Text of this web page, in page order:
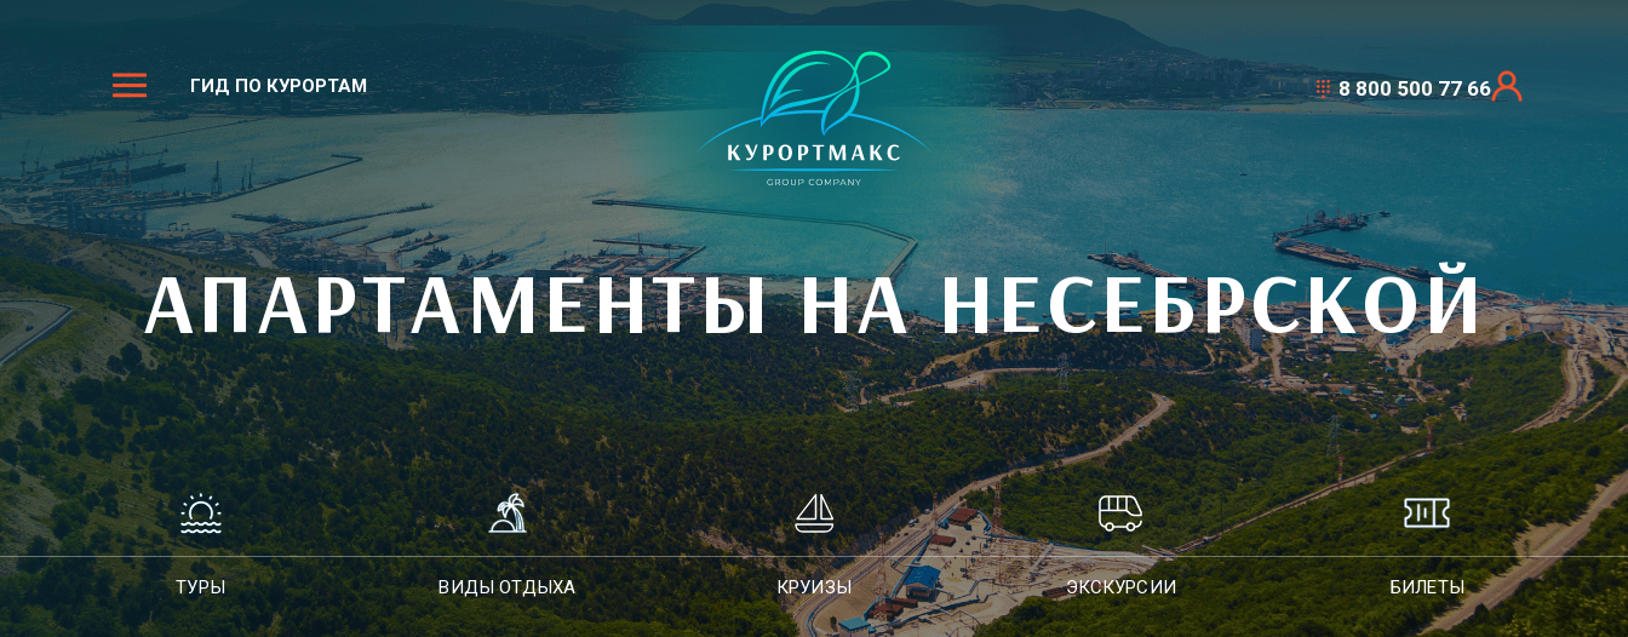
ГИД ПО КУРОРТАМ 8 800 500 77 66
АПАРТАМЕНТЫ НА НЕСЕБРСКОЙ
ТУРЫ ВИДЫ ОТДЫХА КРУИЗЫ ЭКСКУРСИИ БИЛЕТЫ